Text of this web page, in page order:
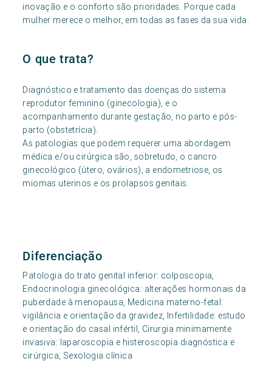
inovação e o conforto são prioridades. Porque cada
mulher merece o melhor, em todas as fases da sua vida.
O que trata?
Diagnóstico e tratamento das doenças do sistema
reprodutor feminino (ginecologia), e o
acompanhamento durante gestação, no parto e pós-
parto (obstetrícia).
As patologias que podem requerer uma abordagem
médica e/ou cirúrgica são, sobretudo, o cancro
ginecológico (útero, ovários), a endometriose, os
miomas uterinos e os prolapsos genitais.
Diferenciação
Patologia do trato genital inferior: colposcopia,
Endocrinologia ginecológica: alterações hormonais da
puberdade à menopausa, Medicina materno-fetal:
vigilância e orientação da gravidez, Infertilidade: estudo
e orientação do casal infértil, Cirurgia minimamente
invasiva: laparoscopia e histeroscopia diagnóstica e
cirúrgica, Sexologia clínica